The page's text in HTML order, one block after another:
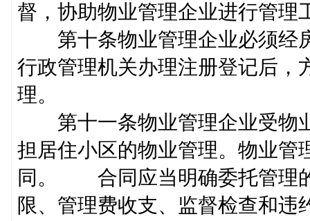
督，协助物业管理企业进行
第十条物业管理企业必须经
行政管理机关办理注册登记后，
理。
第十一条物业管理企业受物
担居住小区的物业管理。物业管
同。 合同应当明确委托管理
限、管理费收支、监督检查